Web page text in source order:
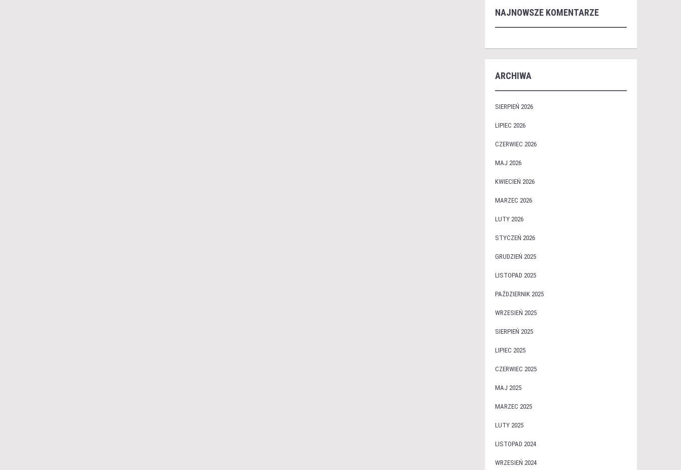
NAJNOWSZE KOMENTARZE
ARCHIWA
SIERPIEŃ 2026
LIPIEC 2026
CZERWIEC 2026
MAJ 2026
KWIECIEŃ 2026
MARZEC 2026
LUTY 2026
STYCZEŃ 2026
GRUDZIEŃ 2025
LISTOPAD 2025
PAŹDZIERNIK 2025
WRZESIEŃ 2025
SIERPIEŃ 2025
LIPIEC 2025
CZERWIEC 2025
MAJ 2025
MARZEC 2025
LUTY 2025
LISTOPAD 2024
WRZESIEŃ 2024